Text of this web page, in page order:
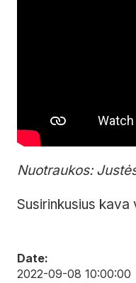
Nuotraukos:
Susirinkusius kava
Date:
2022-09-08 10:00:00